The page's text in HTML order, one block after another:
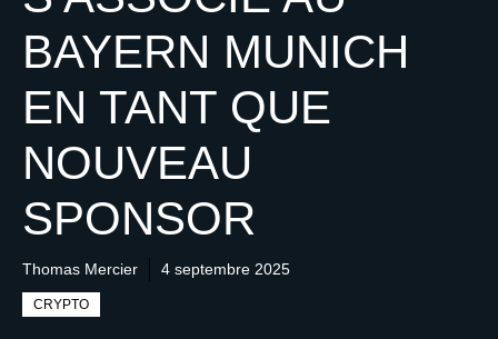
BAYERN MUNICH
EN TANT QUE
NOUVEAU
SPONSOR
Thomas Mercier 4 septembre 2025
CRYPTO